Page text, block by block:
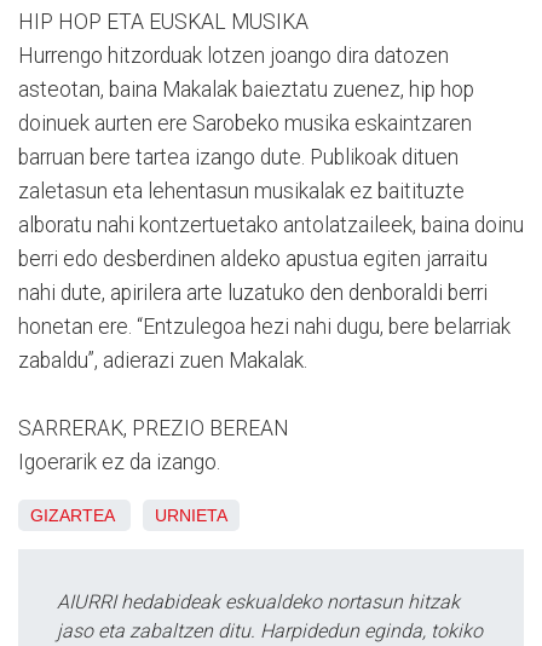
HIP HOP ETA EUSKAL MUSIKA
Hurrengo hitzorduak lotzen joango dira datozen
asteotan, baina Makalak baieztatu zuenez, hip hop
doinuek aurten ere Sarobeko musika eskaintzaren
barruan bere tartea izango dute. Publikoak dituen
zaletasun eta lehentasun musikalak ez baitituzte
alboratu nahi kontzertuetako antolatzaileek, baina doinu
berri edo desberdinen aldeko apustua egiten jarraitu
nahi dute, apirilera arte luzatuko den denboraldi berri
honetan ere. “Entzulegoa hezi nahi dugu, bere belarriak
zabaldu”, adierazi zuen Makalak.
SARRERAK, PREZIO BEREAN
Igoerarik ez da izango.
GIZARTEA URNIETA
AIURRI hedabideak eskualdeko nortasun hitzak
jaso eta zabaltzen ditu. Harpidedun eginda, tokiko